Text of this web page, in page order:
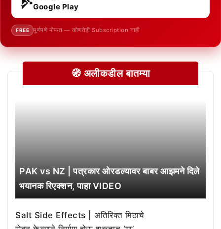
Google Play
FREE पूर्णपणे मोफत — कोणतेही Subscription नाही
🧭 अलीकडील बातम्या
PAK vs NZ | पत्रकार ओरडल्यावर बाबर आझमने दिले
भयानक रिएक्शन, पाहा VIDEO
Salt Side Effects | अतिरिक्त मिठाचे